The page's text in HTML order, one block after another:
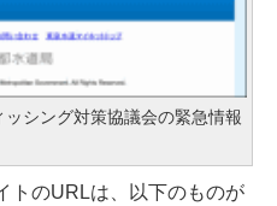
シング対策協議会の緊急情報
のURLは、以下のものが